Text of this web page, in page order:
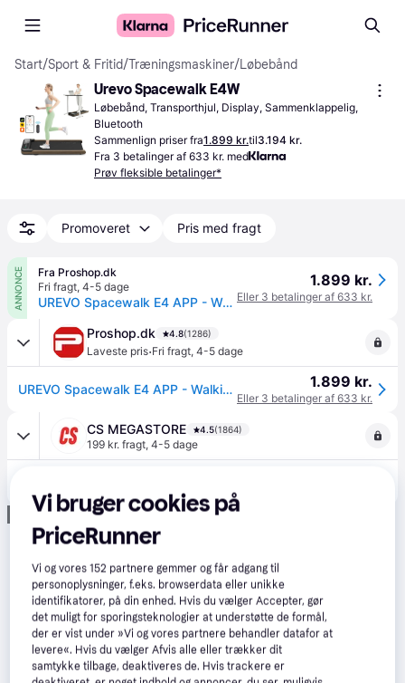
Start/Sport & Fritid/Træningsmaskiner/Løbebånd
Urevo Spacewalk E4W
Løbebånd, Transporthjul, Display, Sammenklappelig,
Bluetooth
Sammenlign priser fra1.899 kr.til3.194 kr.
Fra 3 betalinger af 633 kr. med
Prøv fleksible betalinger*
Promoveret Pris med fragt
ANNONCE
Fra Proshop.dk
Fri fragt, 4-5 dage
UREVO Spacewalk E4 APP - Walking Treadmill
1.899 kr.
Eller 3 betalinger af 633 kr.
Proshop.dk 4.8(1286)
Laveste pris·Fri fragt, 4-5 dage
UREVO Spacewalk E4 APP - Walking Treadmill 1.899 kr.
Eller 3 betalinger af 633 kr.
CS MEGASTORE 4.5(1864)
199 kr. fragt, 4-5 dage
Eller 3 betalinger af 1.065 kr.
Annonce
Vi bruger cookies på
PriceRunner
Vi og vores152 partnere gemmer og får adgang til
personoplysninger, f.eks. browserdata eller unikke
identifikatorer, på din enhed. Hvis du vælger Accepter, gør
det muligt for sporingsteknologier at understøtte de formål,
der er vist under »Vi og vores partnere behandler datafor at
levere«. Hvis du vælger Afvis alle eller trækker dit
samtykke tilbage, deaktiveres de. Hvis trackere er